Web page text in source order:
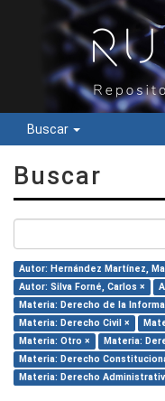
Buscar
Buscar
Autor: Hernández Martínez,
Autor: Silva Forné, Carlos ×
Materia: Derecho de la
Materia: Derecho Civil ×
Materia: Otro ×
Materia:
Materia: Derecho
Materia: Derecho